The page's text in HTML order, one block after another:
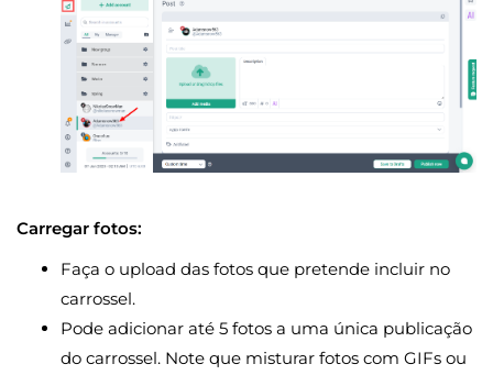
Carregar fotos:
Faça o upload das fotos que pretende incluir no
carrossel.
Pode adicionar até 5 fotos a uma única publicação
do carrossel. Note que misturar fotos com GIFs ou